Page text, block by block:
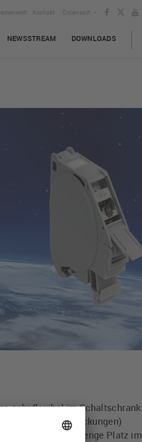
Österreich
Kontakt
NEWSSTREAM DOWNLOADS
sehr flexibel im Schaltschrank
(ohne Seitenabdeckungen)
Dies spart jede Menge Platz im